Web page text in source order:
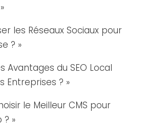
les Réseaux Sociaux pour
? »
Avantages du SEO Local
Entreprises ? »
le Meilleur CMS pour
? »